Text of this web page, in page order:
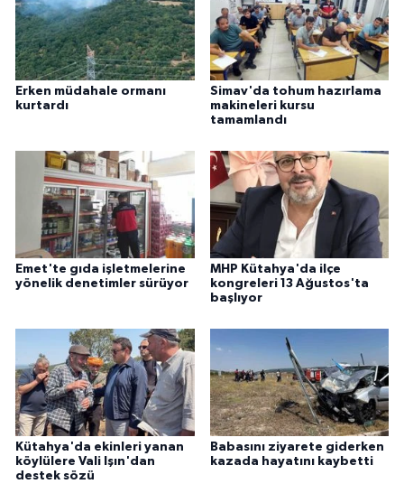
Erken müdahale ormanı
kurtardı
Simav'da tohum hazırlama
makineleri kursu
tamamlandı
Emet'te gıda işletmelerine
yönelik denetimler sürüyor
MHP Kütahya'da ilçe
kongreleri 13 Ağustos'ta
başlıyor
Kütahya'da ekinleri yanan
köylülere Vali Işın'dan
destek sözü
Babasını ziyarete giderken
kazada hayatını kaybetti
Turizm
ÜLKE GÜNDEMİ
YAŞAM
YEREL
Yerel Haberler